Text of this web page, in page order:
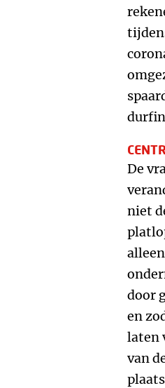
De
niet
door
en
laten
van